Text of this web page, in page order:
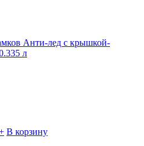
Анти-лед с крышкой-
л
В корзину